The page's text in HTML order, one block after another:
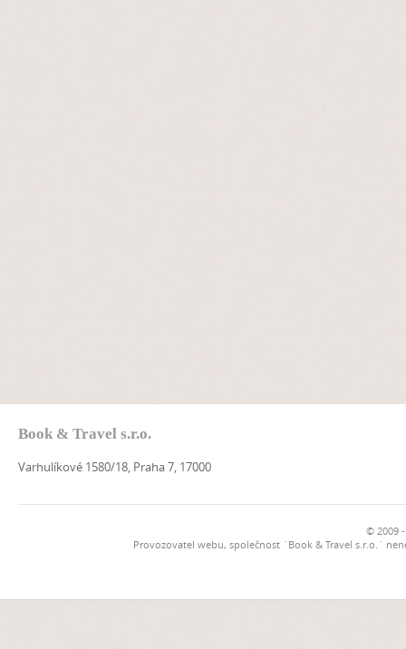
Book & Travel s.r.o.
Varhulíkové 1580/18, Praha 7, 17000
© 2009
Provozovatel webu, společnost `Book & Travel s.r.o.`